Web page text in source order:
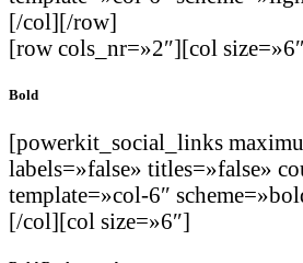
[/col][/row]
[row cols_nr=»2″][col
Bold
[powerkit_social_links
labels=»false» titles=»false»
template=»col-6″
[/col][col size=»6″]